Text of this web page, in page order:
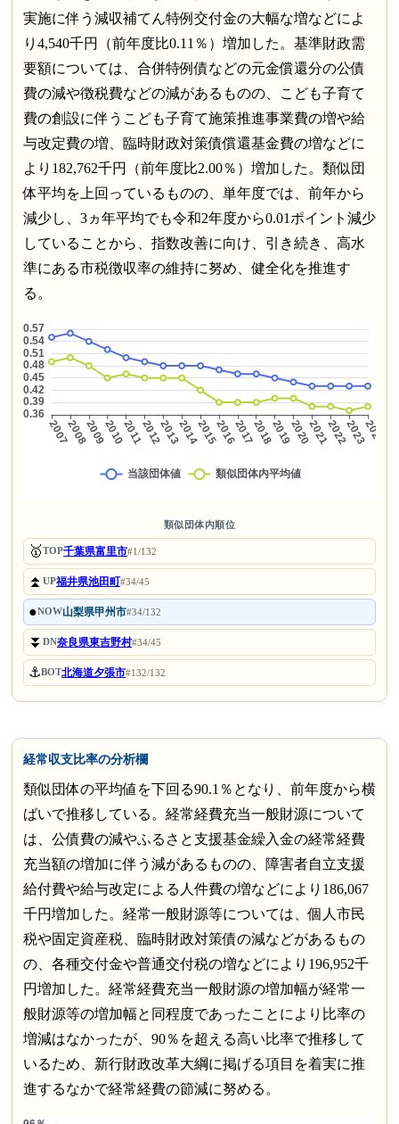
実施に伴う減収補てん特例交付金の大幅な増などによ
り4,540千円（前年度比0.11％）増加した。基準財政需
要額については、合併特例債などの元金償還分の公債
費の減や徴税費などの減があるものの、こども子育て
費の創設に伴うこども子育て施策推進事業費の増や給
与改定費の増、臨時財政対策債償還基金費の増などに
より182,762千円（前年度比2.00％）増加した。類似団
体平均を上回っているものの、単年度では、前年から
減少し、3ヵ年平均でも令和2年度から0.01ポイント減少
していることから、指数改善に向け、引き続き、高水
準にある市税徴収率の維持に努め、健全化を推進す
る。
類似団体内順位
🥇TOP千葉県富里市#1/132
⏫UP福井県池田町#34/45
●NOW山梨県甲州市#34/132
⏬DN奈良県東吉野村#34/45
⚓BOT北海道夕張市#132/132
経常収支比率の分析欄
類似団体の平均値を下回る90.1％となり、前年度から横
ばいで推移している。経常経費充当一般財源について
は、公債費の減やふるさと支援基金繰入金の経常経費
充当額の増加に伴う減があるものの、障害者自立支援
給付費や給与改定による人件費の増などにより186,067
千円増加した。経常一般財源等については、個人市民
税や固定資産税、臨時財政対策債の減などがあるもの
の、各種交付金や普通交付税の増などにより196,952千
円増加した。経常経費充当一般財源の増加幅が経常一
般財源等の増加幅と同程度であったことにより比率の
増減はなかったが、90％を超える高い比率で推移して
いるため、新行財政改革大綱に掲げる項目を着実に推
進するなかで経常経費の節減に努める。